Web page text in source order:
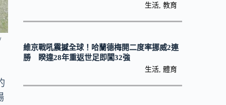
生活, 教育
維京戰吼震撼全球！哈蘭德梅開二度率挪威2連
勝 睽違28年重返世足即闖32強
生活, 體育